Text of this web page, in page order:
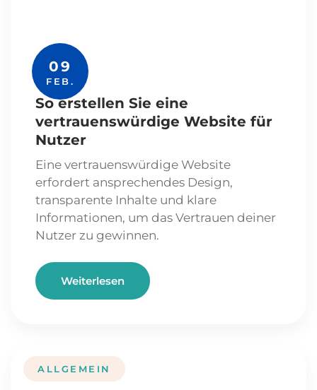
09
FEB.
So erstellen Sie eine
vertrauenswürdige Website für
Nutzer
Eine vertrauenswürdige Website
erfordert ansprechendes Design,
transparente Inhalte und klare
Informationen, um das Vertrauen deiner
Nutzer zu gewinnen.
Weiterlesen
ALLGEMEIN